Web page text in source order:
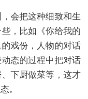
会把这种细致和生
，比如《你给我的
戏份，人物的对话
态的过程中把对话
下厨做菜等，这才
。